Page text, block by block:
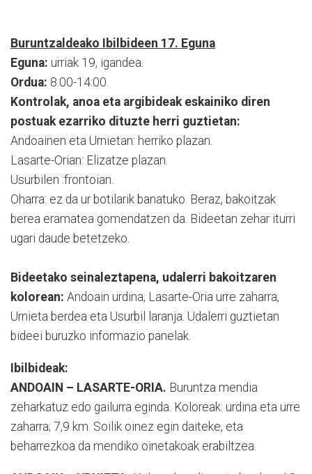
Buruntzaldeako Ibilbideen 17. Eguna
Eguna: urriak 19, igandea.
Ordua: 8:00-14:00.
Kontrolak, anoa eta argibideak eskainiko diren
postuak ezarriko dituzte herri guztietan:
Andoainen eta Urnietan: herriko plazan.
Lasarte-Orian: Elizatze plazan.
Usurbilen :frontoian.
Oharra: ez da ur botilarik banatuko. Beraz, bakoitzak
berea eramatea gomendatzen da. Bideetan zehar iturri
ugari daude betetzeko.
Bideetako seinaleztapena, udalerri bakoitzaren
kolorean: Andoain urdina, Lasarte-Oria urre zaharra,
Urnieta berdea eta Usurbil laranja. Udalerri guztietan
bideei buruzko informazio panelak.
Ibilbideak:
ANDOAIN – LASARTE-ORIA. Buruntza mendia
zeharkatuz edo gailurra eginda. Koloreak: urdina eta urre
zaharra; 7,9 km. Soilik oinez egin daiteke, eta
beharrezkoa da mendiko oinetakoak erabiltzea.